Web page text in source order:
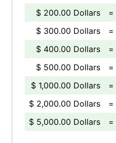
$ 200.00 Dollars
=
$ 300.00 Dollars
=
$ 400.00 Dollars
=
$ 500.00 Dollars
=
$ 1,000.00 Dollars
=
$ 2,000.00 Dollars
=
$ 5,000.00 Dollars
=